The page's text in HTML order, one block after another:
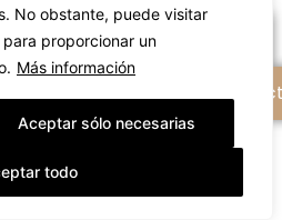
No obstante, puede visitar
proporcionar un
Más información
Aceptar sólo necesarias
todo
Escríbenos un email
+ Opciones de